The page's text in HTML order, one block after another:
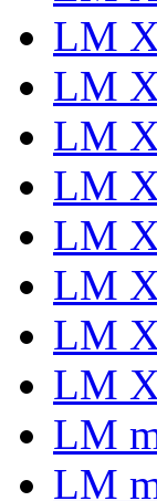
LM
LM
LM
LM
LM
LM
LM
LM
LM
LM